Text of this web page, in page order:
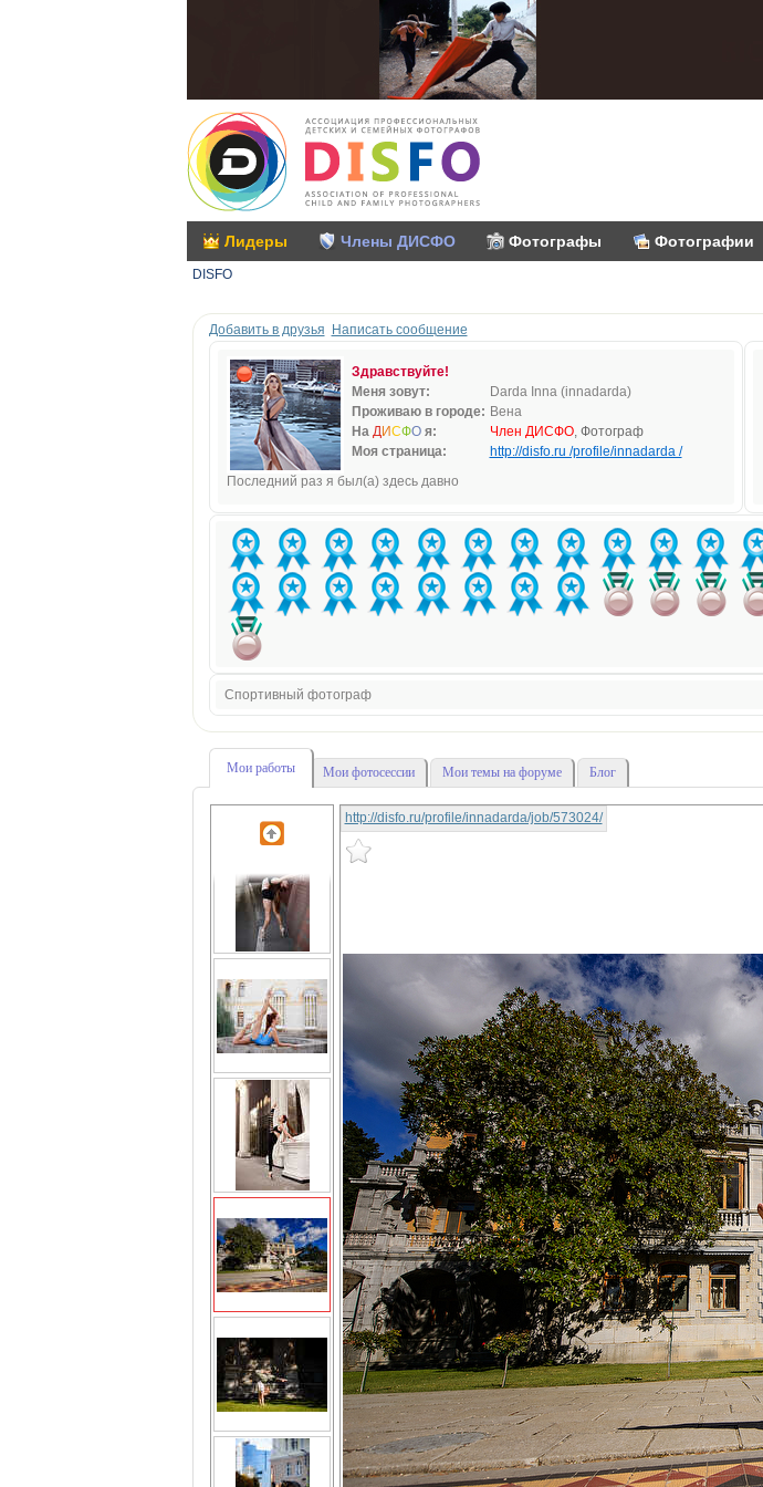
Лидеры Члены ДИСФО Фотографы Фотографии
DISFO
Добавить в друзья Написать сообщение
Здравствуйте!
Меня зовут:
Darda Inna (innadarda)
Проживаю в городе: Вена
На ДИСФОя: Член ДИСФО, Фотограф
Моя страница:
http://disfo.ru /profile/innadarda /
Последний раз я был(а) здесь давно
Спортивный фотограф
Мои работы Мои фотосессии Мои темы на форуме Блог
http://disfo.ru/profile/innadarda/job/573024/